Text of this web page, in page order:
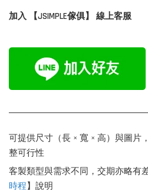
加入 【JSIMPLE傢俱】 線上客服
可提供尺寸（長 × 寬 × 高）與圖片
整可行性
客製類型與需求不同，交期亦略有
時程】說明